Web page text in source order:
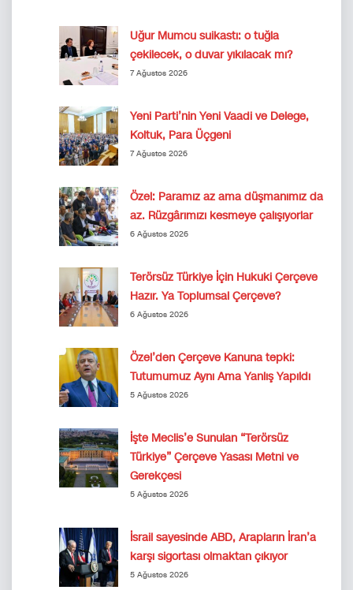
Uğur Mumcu suikastı: o tuğla
çekilecek, o duvar yıkılacak mı?
7 Ağustos 2026
Yeni Parti’nin Yeni Vaadi ve Delege,
Koltuk, Para Üçgeni
7 Ağustos 2026
Özel: Paramız az ama düşmanımız da
az. Rüzgârımızı kesmeye çalışıyorlar
6 Ağustos 2026
Terörsüz Türkiye İçin Hukuki Çerçeve
Hazır. Ya Toplumsal Çerçeve?
6 Ağustos 2026
Özel’den Çerçeve Kanuna tepki:
Tutumumuz Aynı Ama Yanlış Yapıldı
5 Ağustos 2026
İşte Meclis’e Sunulan “Terörsüz
Türkiye” Çerçeve Yasası Metni ve
Gerekçesi
5 Ağustos 2026
İsrail sayesinde ABD, Arapların İran’a
karşı sigortası olmaktan çıkıyor
5 Ağustos 2026